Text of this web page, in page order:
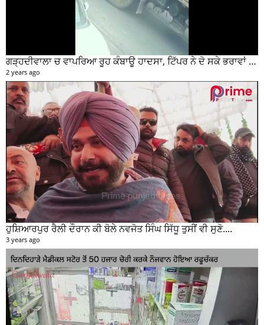
ਗੜ੍ਹਦੀਵਾਲਾ ਚ ਵਾਪਰਿਆ ਰੂਹ ਕੰਬਾਊ ਹਾਦਸਾ, ਟਿੱਪਰ ਨੇ ਦੋ ਸਕੇ ਭਰਾਵਾਂ ਨੂੰ ਕੁਚਲਿਆ, ਸੀਸੀਟੀਵੀ ਫੁਟੇਜ ਵੀ ਆਈ ਸਾਹਮਣੇ
2 years ago
ਹੁਸ਼ਿਆਰਪੁਰ ਰੈਲੀ ਦੌਰਾਨ ਕੀ ਬੋਲੇ ਨਵਜੋਤ ਸਿੰਘ ਸਿੱਧੂ ਤੁਸੀਂ ਵੀ ਸੁਣੋ....
3 years ago